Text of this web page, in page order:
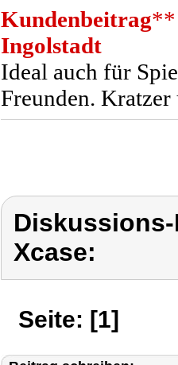
Kundenbeitrag**
Ingolstadt
Ideal auch für
Freunden. Kratzer
Xcase:
Seite: [1]